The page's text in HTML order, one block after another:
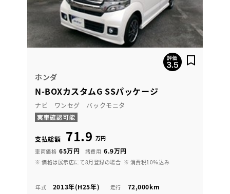
ホンダ
N-BOXカスタムG SSパッケージ
ナビ ワンセグ バックモニタ
支払総額 71.9 万円
車両価格 65万円 諸費用 6.9万円
※ 価格は展示店にて8月登録の場合 ※ 消費税10％込み
年式 2013年(H25年) 走行 72,000km